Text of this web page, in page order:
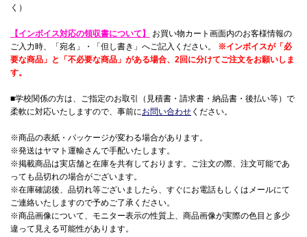
く）
【インボイス対応の領収書について】
お買い物カート画面内のお客様情報の
ご入力時、「宛名」・「但し書き」へご記入ください。 ※インボイスが「必
要な商品」と「不必要な商品」がある場合、2回に分けてご注文をお願いしま
す。
■学校関係の方は、ご指定のお取引（見積書・請求書・納品書・後払い等）で
柔軟に対応いたしますので、事前にお問い合わせ ください。
※商品の表紙・パッケージが変わる場合があります。
※発送はヤマト運輸さんで手配いたします。
※掲載商品は実店舗と在庫を共有しております。ご注文の際、注文可能であ
っても品切れの場合がございます。
※在庫確認後、品切れ等ございましたら、すぐにお電話もしくはメールにて
ご連絡いたしますので予めご了承ください。
※商品画像について、モニター表示の性質上、商品画像が実際の色目と多少
違って見える可能性があります。